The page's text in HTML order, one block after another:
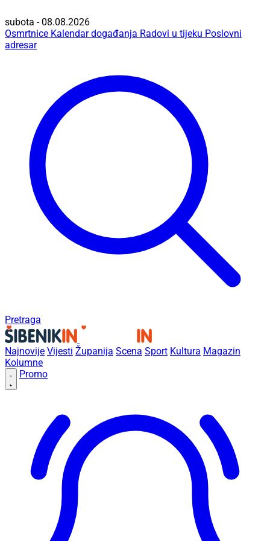
subota - 08.08.2026
Osmrtnice Kalendar događanja Radovi u tijeku Poslovni
adresar
Pretraga
Najnovije Vijesti Županija Scena Sport Kultura Magazin
Kolumne
Promo